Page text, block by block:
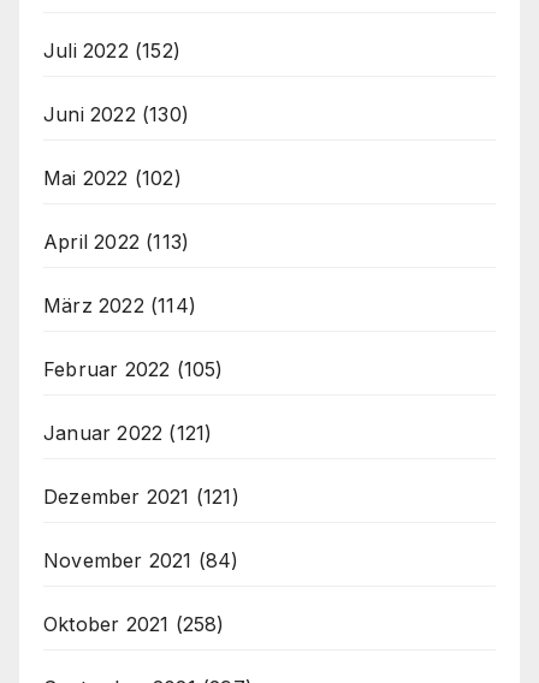
Juli 2022 (152)
Juni 2022 (130)
Mai 2022 (102)
April 2022 (113)
März 2022 (114)
Februar 2022 (105)
Januar 2022 (121)
Dezember 2021 (121)
November 2021 (84)
Oktober 2021 (258)